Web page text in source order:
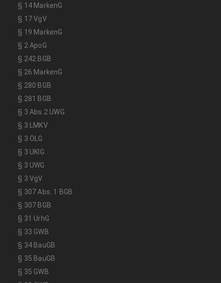
§ 14 MarkenG
§ 17 VgV
§ 19 MarkenG
§ 2 ApoG
§ 242 BGB
§ 26 MarkenG
§ 280 BGB
§ 281 BGB
§ 3 Abs 2 UWG
§ 3 LMKV
§ 3 ÖLG
§ 3 UKlG
§ 3 UWG
§ 3 VgV
§ 307 Abs. 1 BGB
§ 307 BGB
§ 31 UrhG
§ 33 GWB
§ 34 BauGB
§ 35 BauGB
§ 35 GWB